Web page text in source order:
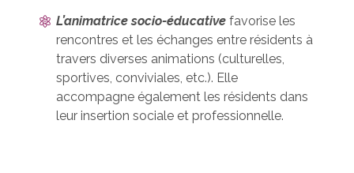
L’animatrice socio-éducative favorise les
rencontres et les échanges entre résidents à
travers diverses animations (culturelles,
sportives, conviviales, etc.). Elle
accompagne également les résidents dans
leur insertion sociale et professionnelle.